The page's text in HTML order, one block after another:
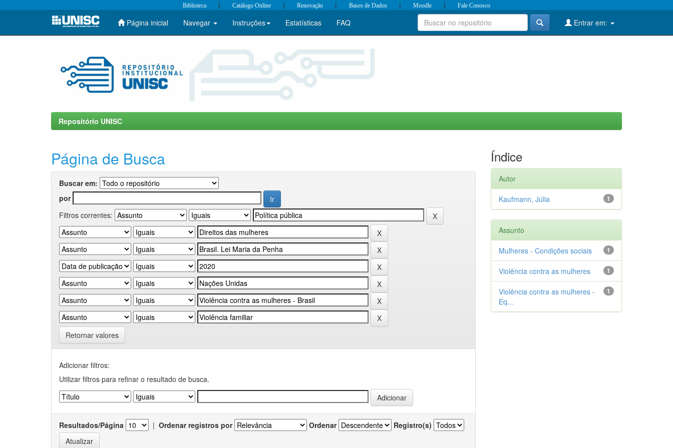
Skip
Biblioteca | Catálogo Online | Renovação | Bases de Dados | Moodle | Fale Conosco
Página inicial Navegar Instruções Estatísticas FAQ Entrar em:
Repositório UNISC
Página de Busca
Buscar em:
por
Filtros correntes:
Retornar valores
Adicionar filtros:
Utilizar filtros para refinar o resultado de busca.
Resultados/Página | Ordenar registros por Ordenar Registro(s)
Índice
Autor
1
Kaufmann, Júlia
Assunto
1
Mulheres - Condições sociais
1
Violência contra as mulheres
1
Violência contra as mulheres -
Eq...